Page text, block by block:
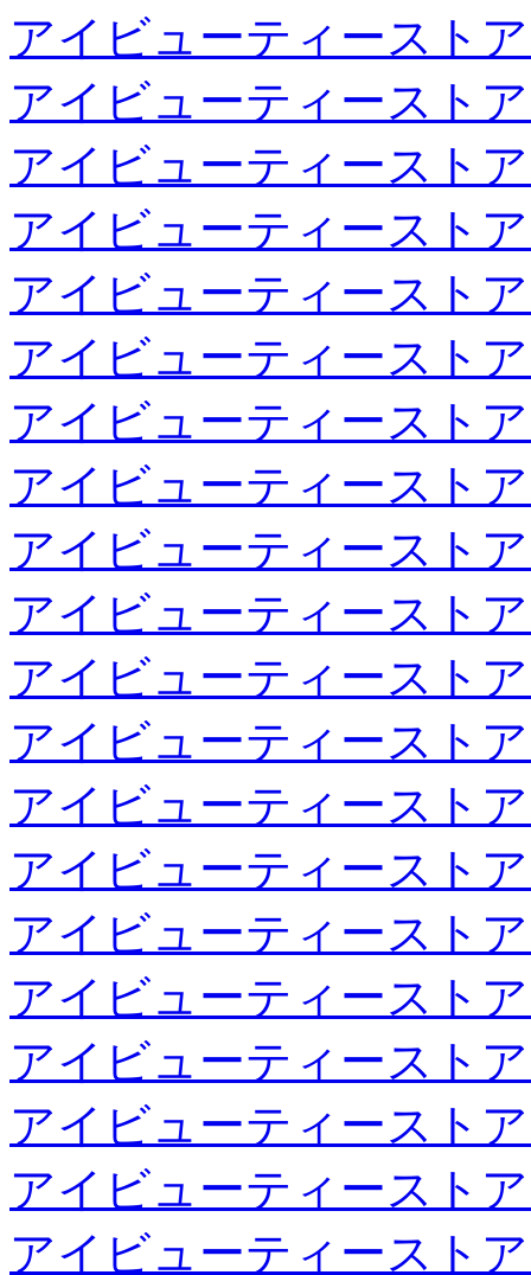
アイビューティースト
アイビューティースト
アイビューティースト
アイビューティースト
アイビューティースト
アイビューティースト
アイビューティースト
アイビューティースト
アイビューティースト
アイビューティースト
アイビューティースト
アイビューティースト
アイビューティースト
アイビューティースト
アイビューティースト
アイビューティースト
アイビューティースト
アイビューティースト
アイビューティースト
アイビューティースト